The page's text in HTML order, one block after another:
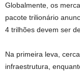
Globalmente, os
pacote trilionário
4 trilhões devem ser
Na primeira leva,
infraestrutura,